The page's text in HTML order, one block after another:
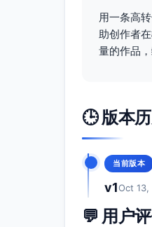
用一条高
助创作者
量的作品
🕒 版本
当前版本
v1Oct 13,
💬 用户